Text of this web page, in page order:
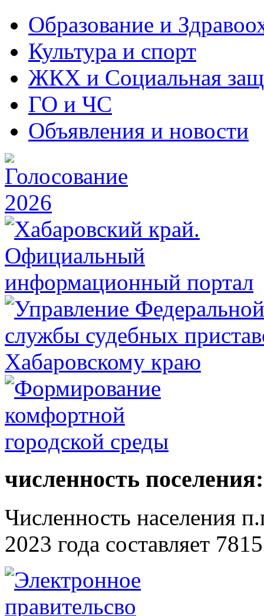
Образование и
Культура и спорт
ЖКХ и Социальная
ГО и ЧС
Объявления и новости
численность поселения:
Численность населения
2023 года составляет